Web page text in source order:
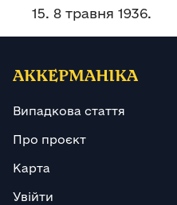
15. 8 травня 1936.
АККЕРМАНІКА
Випадкова стаття
Про проєкт
Карта
Увійти